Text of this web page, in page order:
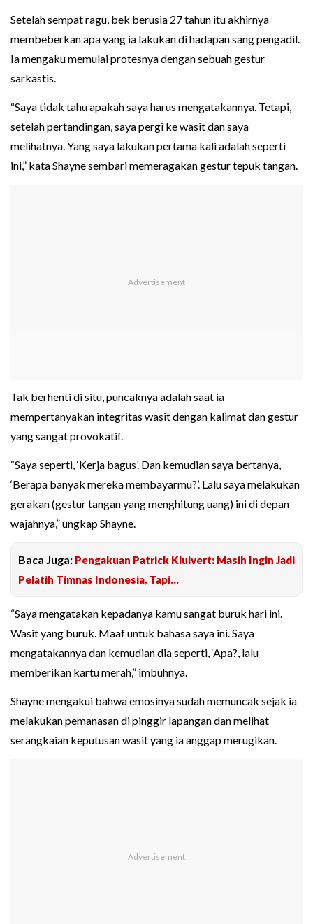
Setelah sempat ragu, bek berusia 27 tahun itu akhirnya
membeberkan apa yang ia lakukan di hadapan sang pengadil.
Ia mengaku memulai protesnya dengan sebuah gestur
sarkastis.
“Saya tidak tahu apakah saya harus mengatakannya. Tetapi,
setelah pertandingan, saya pergi ke wasit dan saya
melihatnya. Yang saya lakukan pertama kali adalah seperti
ini,” kata Shayne sembari memeragakan gestur tepuk tangan.
Tak berhenti di situ, puncaknya adalah saat ia
mempertanyakan integritas wasit dengan kalimat dan gestur
yang sangat provokatif.
“Saya seperti, ‘Kerja bagus’. Dan kemudian saya bertanya,
‘Berapa banyak mereka membayarmu?’. Lalu saya melakukan
gerakan (gestur tangan yang menghitung uang) ini di depan
wajahnya,” ungkap Shayne.
Baca Juga: Pengakuan Patrick Kluivert: Masih Ingin Jadi
Pelatih Timnas Indonesia, Tapi...
“Saya mengatakan kepadanya kamu sangat buruk hari ini.
Wasit yang buruk. Maaf untuk bahasa saya ini. Saya
mengatakannya dan kemudian dia seperti, ‘Apa?, lalu
memberikan kartu merah,” imbuhnya.
Shayne mengakui bahwa emosinya sudah memuncak sejak ia
melakukan pemanasan di pinggir lapangan dan melihat
serangkaian keputusan wasit yang ia anggap merugikan.